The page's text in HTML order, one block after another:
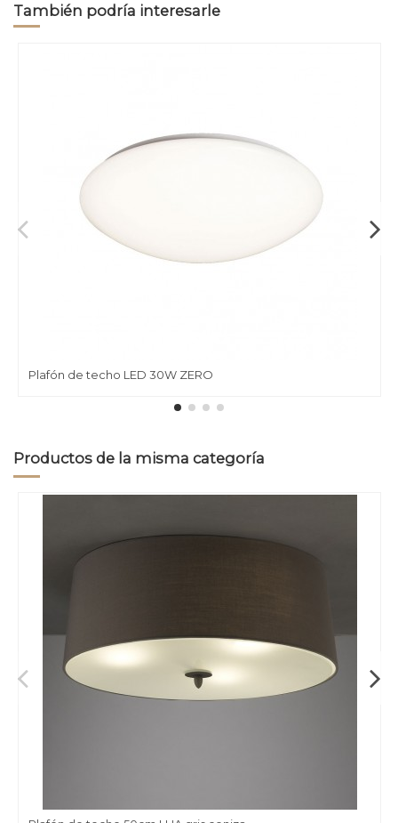
También podría interesarle
Plafón de techo LED 30W ZERO
Productos de la misma categoría